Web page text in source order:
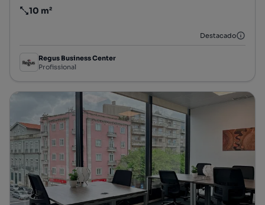
Preço por metro quadrado
10 m²
Destacado
Regus Business Center
Profissional